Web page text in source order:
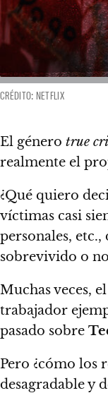
CRÉDITO: NETFLIX
El género true
realmente el
¿Qué quiero
víctimas casi
personales,
sobrevivido o
Muchas veces,
trabajador
pasado sobre
Pero ¿cómo los
desagradable y